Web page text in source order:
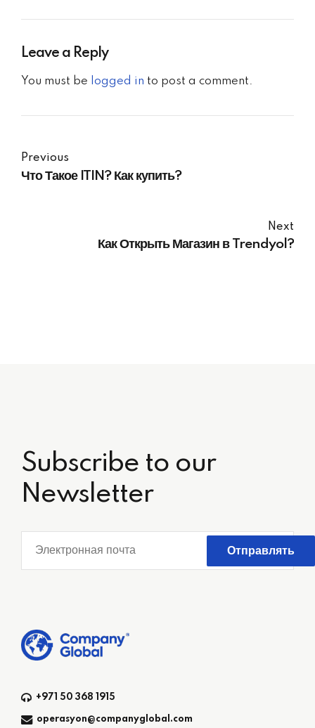
Leave a Reply
You must be logged in to post a comment.
Previous
Что Такое ITIN? Как купить?
Next
Как Открыть Магазин в Trendyol?
Subscribe to our
Newsletter
+971 50 368 1915
operasyon@companyglobal.com